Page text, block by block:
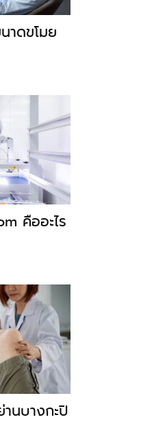
าดขโมย
คืออะไร
นบางกะปิ